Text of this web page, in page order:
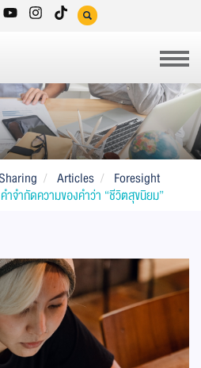
Articles
Foresight
จำกัดความของคำว่า “ชีวิตสุขนิยม”